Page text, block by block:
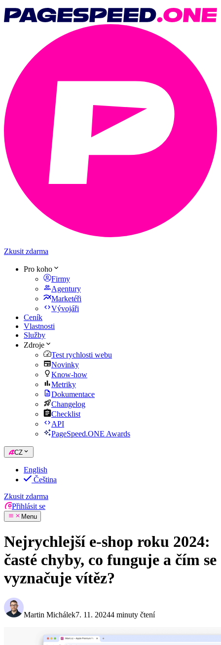
Zkusit zdarma
Pro koho
Firmy
Agentury
Marketéři
Vývojáři
Ceník
Vlastnosti
Služby
Zdroje
Test rychlosti webu
Novinky
Know-how
Metriky
Dokumentace
Changelog
Checklist
API
PageSpeed.ONE Awards
CZ
English
Čeština
Zkusit zdarma
Přihlásit se
Menu
Nejrychlejší e-shop roku 2024:
časté chyby, co funguje a čím se
vyznačuje vítěz?
Martin Michálek7. 11. 20244 minuty čtení